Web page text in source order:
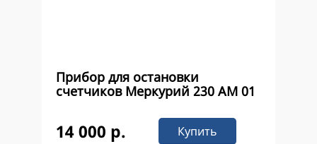
Прибор для остановки
счетчиков Меркурий 230 AM 01
14 000 р. Купить